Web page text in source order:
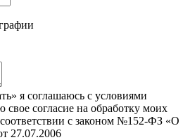
я соглашаюсь с условиями
свое согласие на обработку моих
с законом №152-ФЗ «О
27.07.2006